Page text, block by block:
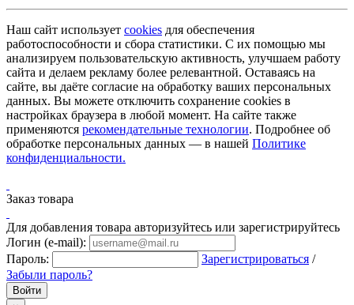
Наш сайт использует cookies для обеспечения
работоспособности и сбора статистики. С их помощью мы
анализируем пользовательскую активность, улучшаем работу
сайта и делаем рекламу более релевантной. Оставаясь на
сайте, вы даёте согласие на обработку ваших персональных
данных. Вы можете отключить сохранение cookies в
настройках браузера в любой момент. На сайте также
применяются рекомендательные технологии. Подробнее об
обработке персональных данных — в нашей Политике
конфиденциальности.
Заказ товара
Для добавления товара авторизуйтесь или зарегистрируйтесь
Логин (e-mail):
Пароль:
Зарегистрироваться /
Забыли пароль?